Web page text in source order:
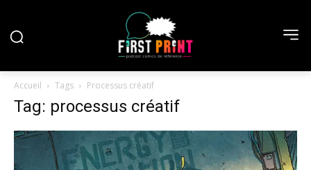
Accueil Tags Processus créatif
Tag: processus créatif